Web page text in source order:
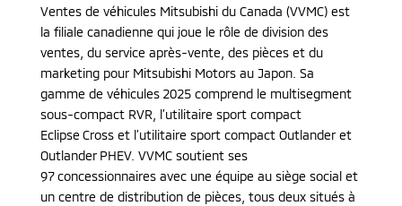
Ventes de véhicules Mitsubishi du Canada (VVMC) est
la filiale canadienne qui joue le rôle de division des
ventes, du service après-vente, des pièces et du
marketing pour Mitsubishi Motors au Japon. Sa
gamme de véhicules 2025 comprend le multisegment
sous-compact RVR, l’utilitaire sport compact
Eclipse Cross et l’utilitaire sport compact Outlander et
Outlander PHEV. VVMC soutient ses
97 concessionnaires avec une équipe au siège social et
un centre de distribution de pièces, tous deux situés à